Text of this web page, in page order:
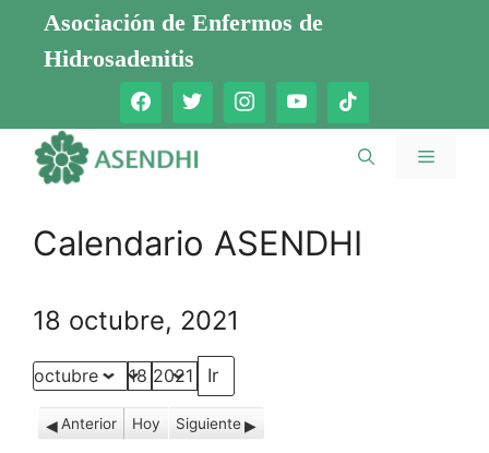
Saltar
contenido
Asociación de Enfermos de
Hidrosadenitis
Menú
Calendario ASENDHI
18 octubre, 2021
Mes
Día
Año
Anterior Hoy Siguiente